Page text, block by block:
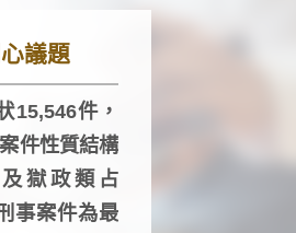
議題
15,546件，
件性質結構
獄政類占
事案件為最